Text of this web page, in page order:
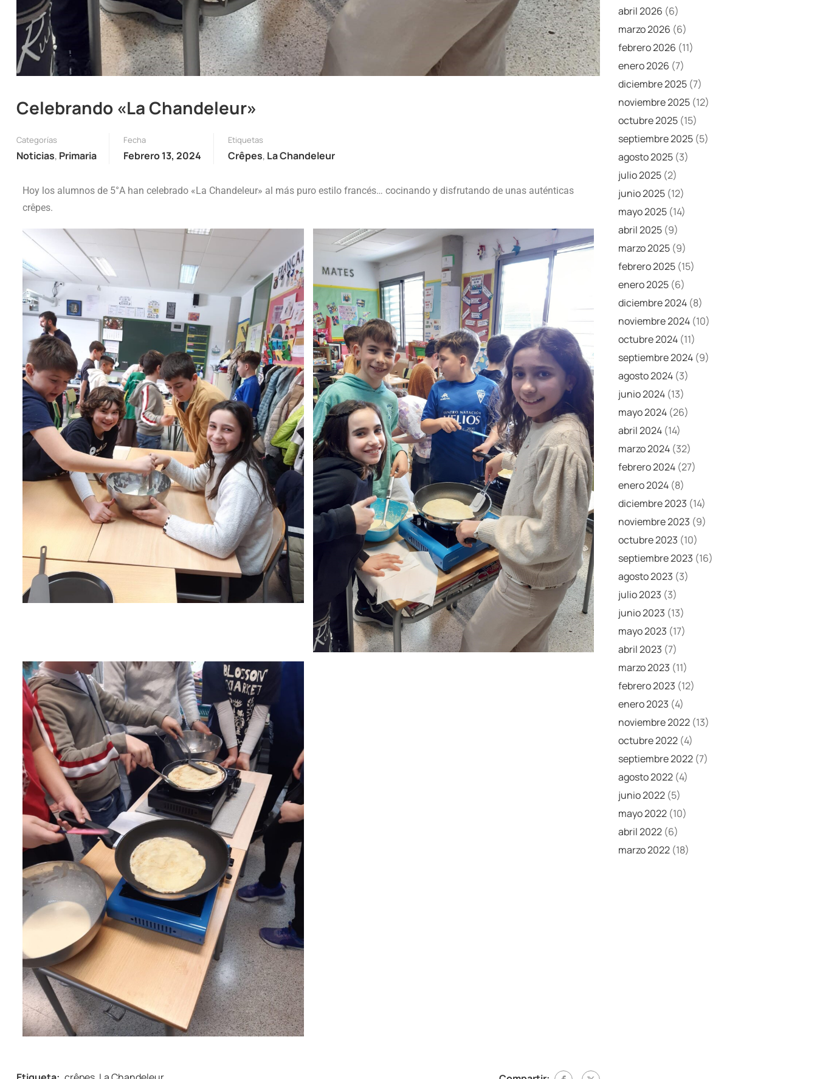
Celebrando «La Chandeleur»
Categorías
Noticias, Primaria
Fecha
Febrero 13, 2024
Etiquetas
Crêpes, La Chandeleur
Hoy los alumnos de 5°A han celebrado «La Chandeleur» al más puro estilo francés… cocinando y disfrutando de unas auténticas
crêpes.
abril 2026 (6)
marzo 2026 (6)
febrero 2026 (11)
enero 2026 (7)
diciembre 2025 (7)
noviembre 2025 (12)
octubre 2025 (15)
septiembre 2025 (5)
agosto 2025 (3)
julio 2025 (2)
junio 2025 (12)
mayo 2025 (14)
abril 2025 (9)
marzo 2025 (9)
febrero 2025 (15)
enero 2025 (6)
diciembre 2024 (8)
noviembre 2024 (10)
octubre 2024 (11)
septiembre 2024 (9)
agosto 2024 (3)
junio 2024 (13)
mayo 2024 (26)
abril 2024 (14)
marzo 2024 (32)
febrero 2024 (27)
enero 2024 (8)
diciembre 2023 (14)
noviembre 2023 (9)
octubre 2023 (10)
septiembre 2023 (16)
agosto 2023 (3)
julio 2023 (3)
junio 2023 (13)
mayo 2023 (17)
abril 2023 (7)
marzo 2023 (11)
febrero 2023 (12)
enero 2023 (4)
noviembre 2022 (13)
octubre 2022 (4)
septiembre 2022 (7)
agosto 2022 (4)
junio 2022 (5)
mayo 2022 (10)
abril 2022 (6)
marzo 2022 (18)